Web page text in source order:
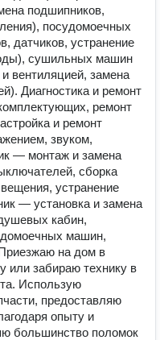
подшипников,
посудомоечных
датчиков, устранение
сушильных машин
вентиляцией, замена
Диагностика и ремонт
ремонт
и ремонт
звуком,
— монтаж и замена
сборка
устранение
— установка и замена
кабин,
машин,
на дом в
или забираю технику в
Использую
предоставляю
опыту и
большинство поломок